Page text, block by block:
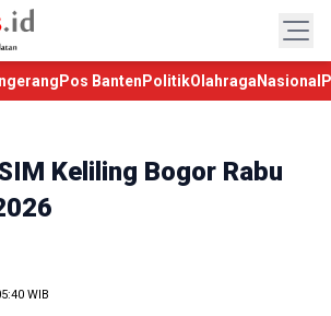
Pos Banten PolitikOlahraga Nasional
Keliling Bogor Rabu
WIB